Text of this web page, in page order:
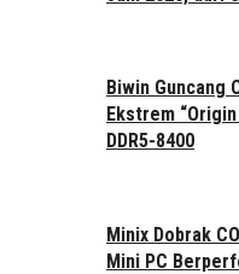
Biwin Guncang
Ekstrem
DDR5-8400
Minix Dobrak
Mini PC